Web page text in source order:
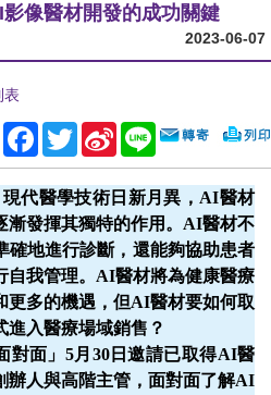
影像醫材開發的成功關鍵
2023-06-07
表
Facebook
TwitterSina
Weibo
Line
代醫學技術日新月異，AI醫材
漸發揮其獨特的作用。AI醫材不
確地進行診斷，還能夠協助患者
自我管理。AI醫材將為健康醫療
更多的機遇，但AI醫材要如何取
進入醫療場域銷售？
對面」5月30日邀請已取得AI醫
辦人與高階主管，面對面了解AI